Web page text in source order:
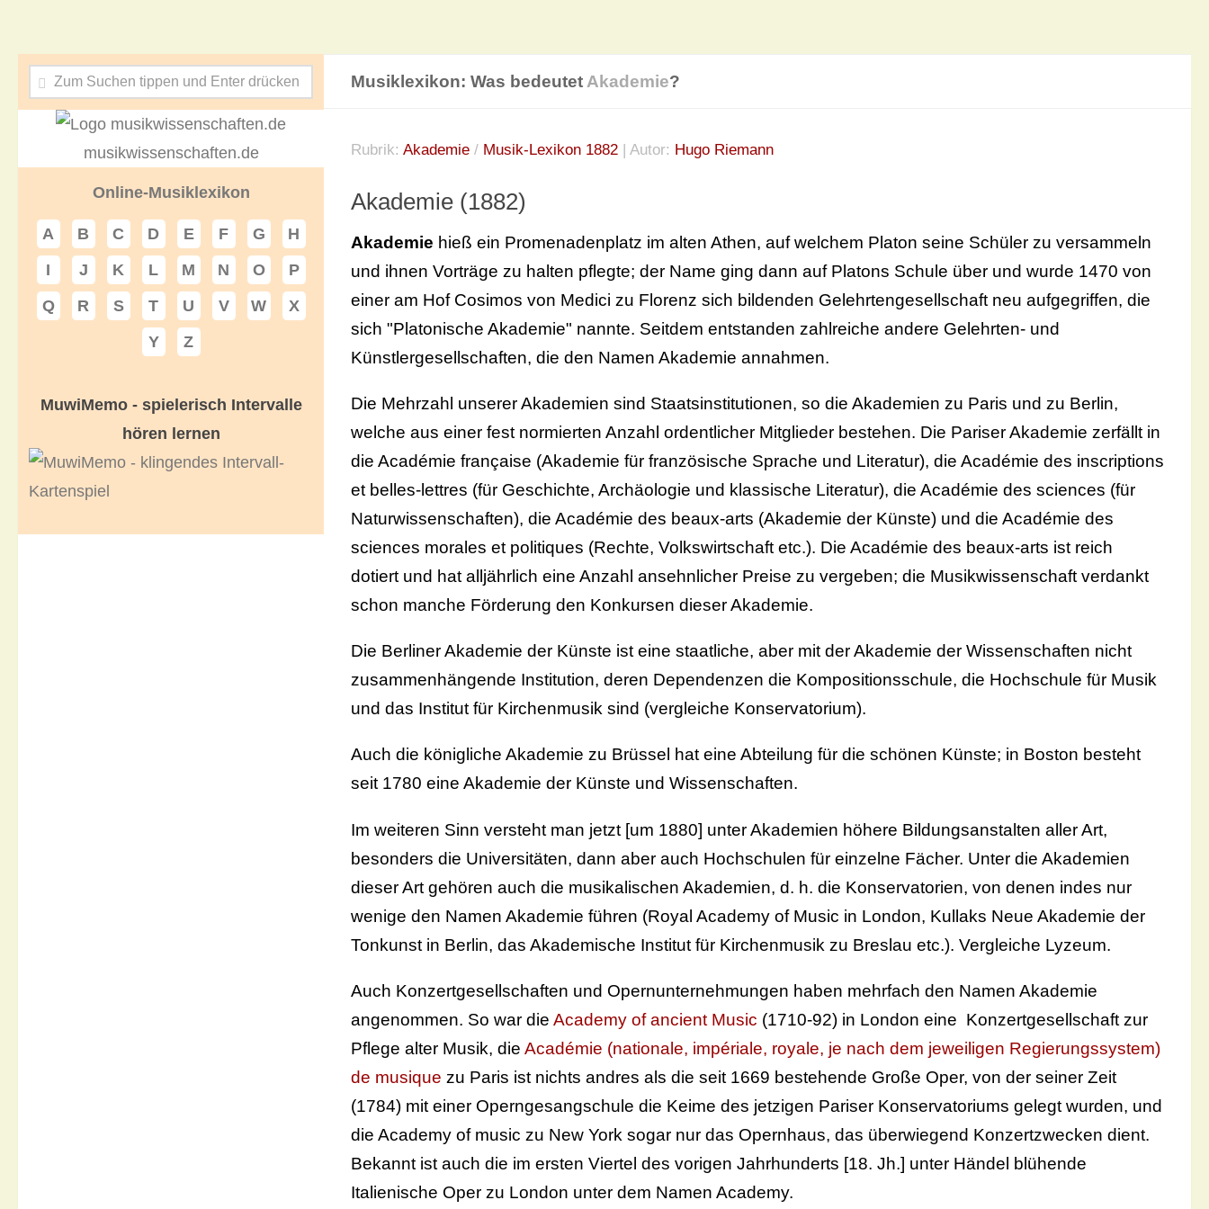
Musiklexikon: Was bedeutet Akademie?
Rubrik: Akademie / Musik-Lexikon 1882 | Autor: Hugo Riemann
Akademie (1882)
Akademie hieß ein Promenadenplatz im alten Athen, auf welchem Platon seine Schüler zu versammeln
und ihnen Vorträge zu halten pflegte; der Name ging dann auf Platons Schule über und wurde 1470 von
einer am Hof Cosimos von Medici zu Florenz sich bildenden Gelehrtengesellschaft neu aufgegriffen, die
sich "Platonische Akademie" nannte. Seitdem entstanden zahlreiche andere Gelehrten- und
Künstlergesellschaften, die den Namen Akademie annahmen.
Die Mehrzahl unserer Akademien sind Staatsinstitutionen, so die Akademien zu Paris und zu Berlin,
welche aus einer fest normierten Anzahl ordentlicher Mitglieder bestehen. Die Pariser Akademie zerfällt in
die Académie française (Akademie für französische Sprache und Literatur), die Académie des inscriptions
et belles-lettres (für Geschichte, Archäologie und klassische Literatur), die Académie des sciences (für
Naturwissenschaften), die Académie des beaux-arts (Akademie der Künste) und die Académie des
sciences morales et politiques (Rechte, Volkswirtschaft etc.). Die Académie des beaux-arts ist reich
dotiert und hat alljährlich eine Anzahl ansehnlicher Preise zu vergeben; die Musikwissenschaft verdankt
schon manche Förderung den Konkursen dieser Akademie.
Die Berliner Akademie der Künste ist eine staatliche, aber mit der Akademie der Wissenschaften nicht
zusammenhängende Institution, deren Dependenzen die Kompositionsschule, die Hochschule für Musik
und das Institut für Kirchenmusik sind (vergleiche Konservatorium).
Auch die königliche Akademie zu Brüssel hat eine Abteilung für die schönen Künste; in Boston besteht
seit 1780 eine Akademie der Künste und Wissenschaften.
Im weiteren Sinn versteht man jetzt [um 1880] unter Akademien höhere Bildungsanstalten aller Art,
besonders die Universitäten, dann aber auch Hochschulen für einzelne Fächer. Unter die Akademien
dieser Art gehören auch die musikalischen Akademien, d. h. die Konservatorien, von denen indes nur
wenige den Namen Akademie führen (Royal Academy of Music in London, Kullaks Neue Akademie der
Tonkunst in Berlin, das Akademische Institut für Kirchenmusik zu Breslau etc.). Vergleiche Lyzeum.
Auch Konzertgesellschaften und Opernunternehmungen haben mehrfach den Namen Akademie
angenommen. So war die Academy of ancient Music (1710-92) in London eine Konzertgesellschaft zur
Pflege alter Musik, die Académie (nationale, impériale, royale, je nach dem jeweiligen Regierungssystem)
de musique zu Paris ist nichts andres als die seit 1669 bestehende Große Oper, von der seiner Zeit
(1784) mit einer Operngesangschule die Keime des jetzigen Pariser Konservatoriums gelegt wurden, und
die Academy of music zu New York sogar nur das Opernhaus, das überwiegend Konzertzwecken dient.
Bekannt ist auch die im ersten Viertel des vorigen Jahrhunderts [18. Jh.] unter Händel blühende
Italienische Oper zu London unter dem Namen Academy.
musikwissenschaften.de
Online-Musiklexikon
A B C D E F G
H
I
J K L M N O
P
Q
R S T U V W
X
Y
Z
MuwiMemo - spielerisch Intervalle
hören lernen